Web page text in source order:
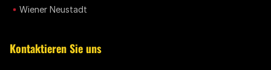
Wiener Neustadt
Kontaktieren Sie uns